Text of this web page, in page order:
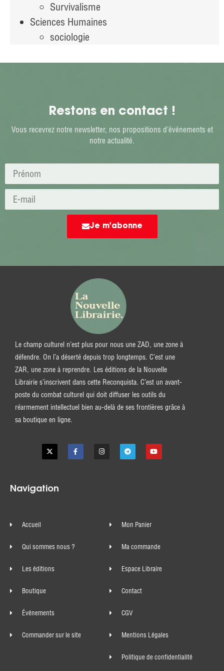
Survivalisme
Sciences Humaines
sociologie
Restons en contact !
Vous recevrez notre newsletter, nos propositions d’événements et
notre actualité.
Je m'abonne
Le champ culturel n’est plus pour nous une ZAD, une zone à
défendre. On l’a déserté depuis trop longtemps. C’est une
ZAR, une zone à reprendre. Les éditions de la Nouvelle
Librairie s’inscrivent dans cette Reconquista. C’est un avant-
poste du combat culturel qui doit diffuser les outils du
réarmement intellectuel bien au-delà de ses frontières grâce à
sa boutique en ligne.
Navigation
Accueil
Qui sommes nous ?
Les éditions
Boutique
Événements
Commander sur le site
Mon Panier
Ma commande
Espace Libraire
Contact
CGV
Mentions Légales
Politique de confidentialité